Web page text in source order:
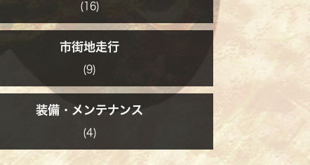
(16)
市街地走行
(9)
装備・メンテナンス
(4)